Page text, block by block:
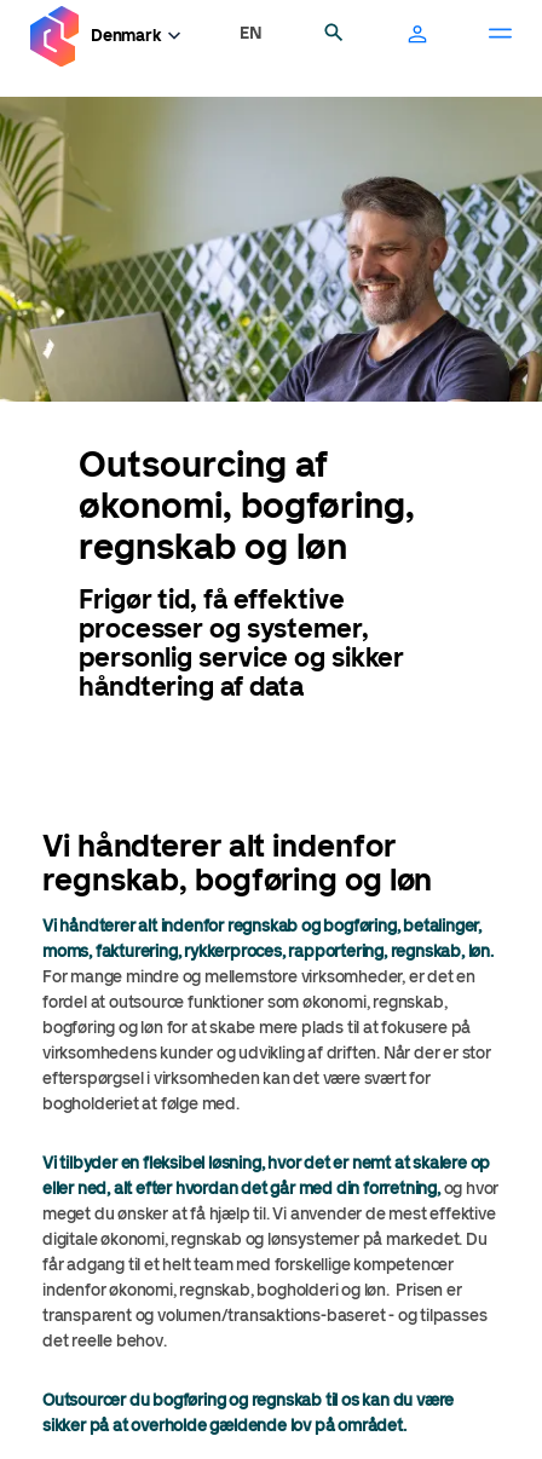
hovedindhold
Denmark EN
Outsourcing af
økonomi, bogføring,
regnskab og løn
Frigør tid, få effektive
processer og systemer,
personlig service og sikker
håndtering af data
Vi håndterer alt indenfor
regnskab, bogføring og løn
Vi håndterer alt indenfor regnskab og bogføring, betalinger,
moms, fakturering, rykkerproces, rapportering, regnskab, løn.
For mange mindre og mellemstore virksomheder, er det en
fordel at outsource funktioner som økonomi, regnskab,
bogføring og løn for at skabe mere plads til at fokusere på
virksomhedens kunder og udvikling af driften. Når der er stor
efterspørgsel i virksomheden kan det være svært for
bogholderiet at følge med.
Vi tilbyder en fleksibel løsning, hvor det er nemt at skalere op
eller ned, alt efter hvordan det går med din forretning,og hvor
meget du ønsker at få hjælp til. Vi anvender de mest effektive
digitale økonomi, regnskab og lønsystemer på markedet. Du
får adgang til et helt team med forskellige kompetencer
indenfor økonomi, regnskab, bogholderi og løn. Prisen er
transparent og volumen/transaktions-baseret - og tilpasses
det reelle behov.
Outsourcer du bogføring og regnskab til os kan du være
sikker på at overholde gældende lov på området.